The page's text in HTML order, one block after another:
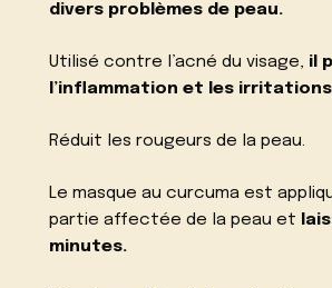
divers problèmes de peau.
Utilisé contre l’acné du visage, il
l’inflammation et les
Réduit les rougeurs de la peau.
Le masque au curcuma est
partie affectée de la peau et
minutes.